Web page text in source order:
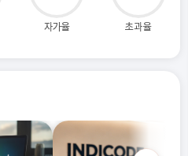
자가율 초과율